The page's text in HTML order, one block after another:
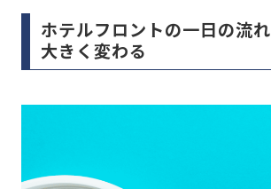
ホテルフロントの一日の流
大きく変わる